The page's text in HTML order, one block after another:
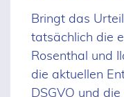
Bringt das
tatsächlich die
Rosenthal und
die aktuellen
DSGVO und